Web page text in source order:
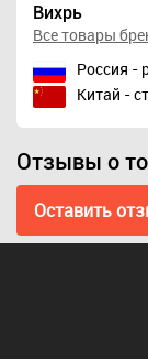
Вихрь
Все товары
Россия -
Китай -
Отзывы о
Оставить